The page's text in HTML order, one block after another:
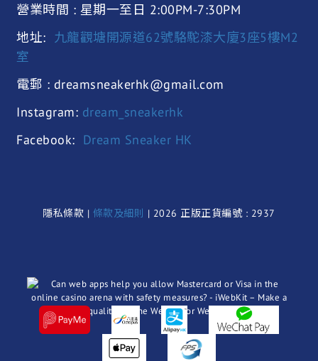
營業時間 : 星期一至日 2:00PM-7:30PM
地址:
九龍觀塘開源道62號駱駝漆大廈3座5樓M2
室
電郵 : dreamsneakerhk@gmail.com
Instagram: dream_sneakerhk
Facebook: Dream Sneaker HK
隱私條款 | 條款及細則 | 2026 正版正貨編號 : 2937